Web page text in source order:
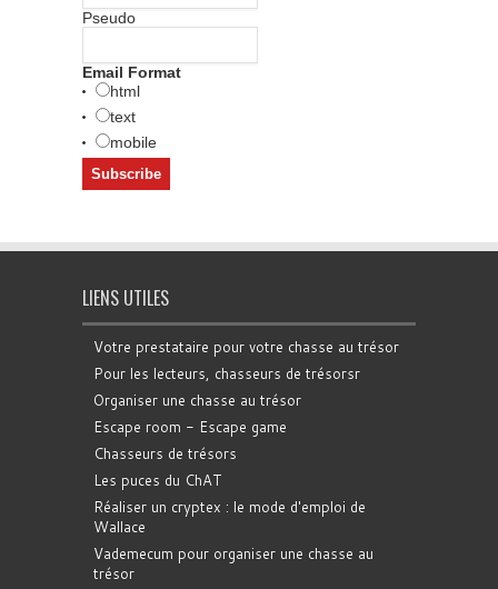
Pseudo
Email Format
html
text
mobile
LIENS UTILES
Votre prestataire pour votre chasse au trésor
Pour les lecteurs, chasseurs de trésorsr
Organiser une chasse au trésor
Escape room - Escape game
Chasseurs de trésors
Les puces du ChAT
Réaliser un cryptex : le mode d'emploi de
Wallace
Vademecum pour organiser une chasse au
trésor